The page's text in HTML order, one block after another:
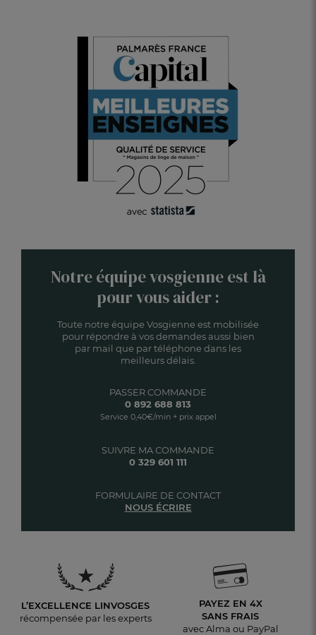
Notre équipe vosgienne est là
pour vous aider :
Toute notre équipe Vosgienne est mobilisée
pour répondre à vos demandes aussi bien
par mail que par téléphone dans les
meilleurs délais.
SUIVRE MA COMMANDE
0 329 601 111
PASSER COMMANDE
0 892 688 813
Service 0,40€/min + prix appel
FORMULAIRE DE CONTACT
NOUS ÉCRIRE
L’EXCELLENCE LINVOSGES
récompensée par les experts
PAYEZ EN 4X
SANS FRAIS
avec Alma ou PayPal